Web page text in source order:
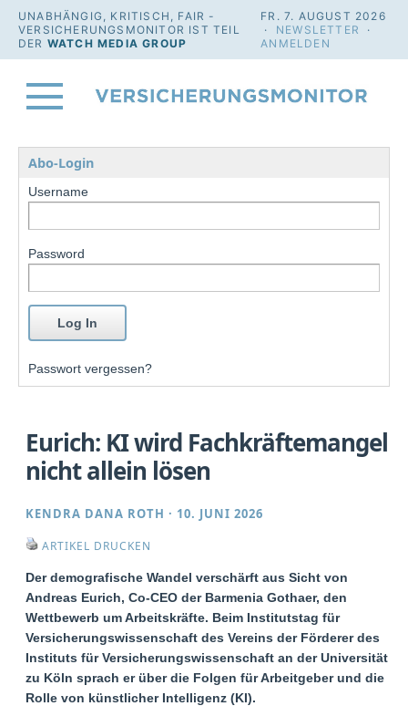
UNABHÄNGIG, KRITISCH, FAIR -
VERSICHERUNGSMONITOR IST TEIL
DER WATCH MEDIA GROUP
FR. 7. AUGUST 2026
· NEWSLETTER
·
ANMELDEN
Abo-Login
Username
Password
Passwort vergessen?
Eurich: KI wird Fachkräftemangel
nicht allein lösen
KENDRA DANA ROTH · 10. JUNI 2026
ARTIKEL DRUCKEN
Der demografische Wandel verschärft aus Sicht von
Andreas Eurich, Co-CEO der Barmenia Gothaer, den
Wettbewerb um Arbeitskräfte. Beim Institutstag für
Versicherungswissenschaft des Vereins der Förderer des
Instituts für Versicherungswissenschaft an der Universität
zu Köln sprach er über die Folgen für Arbeitgeber und die
Rolle von künstlicher Intelligenz (KI).